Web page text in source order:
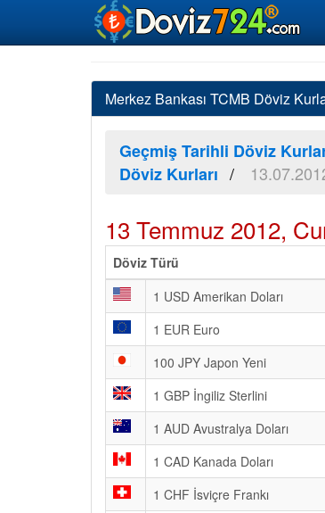
Merkez Bankası TCMB Döviz
Geçmiş Tarihli Döviz
Döviz Kurları
13 Temmuz 2012,
Döviz Türü
1 USD Amerikan Doları
1 EUR Euro
100 JPY Japon Yeni
1 GBP İngiliz Sterlini
1 AUD Avustralya Doları
1 CAD Kanada Doları
1 CHF İsviçre Frankı